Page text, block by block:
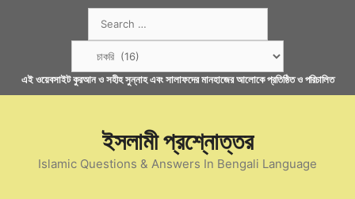
for:
এই ওয়েবসাইট কুরআন ও সহীহ সুন্নাহ এবং সালাফদের মানহাজের আলোকে প্রতিষ্ঠিত ও পরিচালিত
ইসলামী প্রশ্নোত্তর
Islamic Questions & Answers In Bengali Language